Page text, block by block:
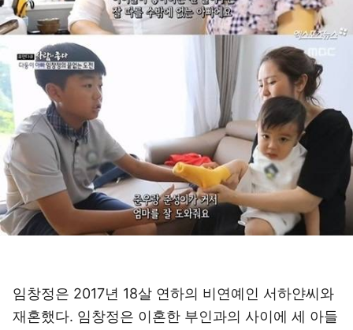
임창정은 2017년 18살 연하의 비연예인 서하얀씨와
재혼했다. 임창정은 이혼한 부인과의 사이에 세 아들